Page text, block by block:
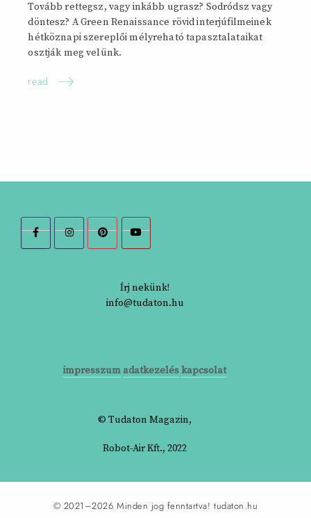
Tovább rettegsz, vagy inkább ugrasz? Sodródsz vagy
döntesz? A Green Renaissance rövid interjúfilmeinek
hétköznapi szereplői mélyreható tapasztalataikat
osztják meg velünk.
read
Írj nekünk!
info@tudaton.hu
impresszum adatkezeléskapcsolat
© Tudaton Magazin,
Robot-Air Kft., 2022
© 2021–2026 Minden jog fenntartva! tudaton.hu